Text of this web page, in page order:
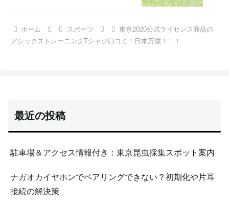
ホーム スポーツ
東京2020公式ライセンス商品の
アシックストレーニングTシャツ口コミ！日本万歳！！！
最近の投稿
駐車場＆アクセス情報付き：東京昆虫採集スポット案内
ナガオカイヤホンでペアリングできない？初期化や片耳
接続の解決策